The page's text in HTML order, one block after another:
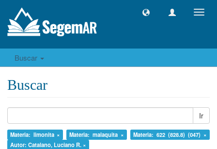
Buscar
Buscar
Ir
Materia: limonita × Materia: malaquita ×
Materia: 622 (828.8) (047) ×
Autor: Catalano, Luciano R. ×